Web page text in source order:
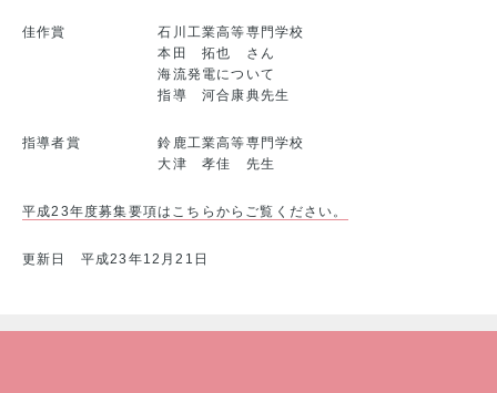
佳作賞
石川工業高等専門学校
本田 拓也 さん
海流発電について
指導 河合康典先生
指導者賞
鈴鹿工業高等専門学校
大津 孝佳 先生
平成23年度募集要項はこちらからご覧ください。
更新日 平成23年12月21日